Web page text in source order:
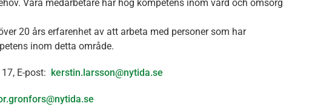
Våra medarbetare har hög kompetens inom vård och omsorg
20 års erfarenhet av att arbeta med personer som har
inom detta område.
E-post: kerstin.larsson@nytida.se